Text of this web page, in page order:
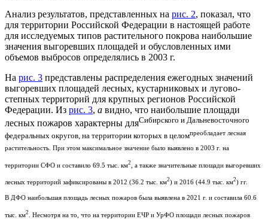
Анализ результатов, представленных на рис. 2, показал, что
для территории Российской Федерации в настоящей работе
для исследуемых типов растительного покрова наибольшие
значения выгоревших площадей и обусловленных ими
объемов выбросов определялись в 2003 г.
На рис. 3 представлены распределения ежегодных значений
выгоревших площадей лесных, кустарниковых и лугово-
степных территорий для крупных регионов Российской
Федерации. Из рис. 3, а видно, что наибольшие площади
лесных пожаров характерны дляСибирского и Дальневосточного
федеральных округов, на территории которых в целомпреобладает лесная
растительность. При этом максимальное значение было выявлено в 2003 г. на
территории СФО и составило 69.5 тыс. км2 , а также значительные площади выгоревших
лесных территорий зафиксированы в 2012 (36.2 тыс. км2) и 2016 (44.9 тыс. км2) гг.
В ДФО наибольшая площадь лесных пожаров была выявлена в 2021 г. и составила 60.6
тыс. км2 . Несмотря на то, что на территории ЕЧР и УрФО площади лесных пожаров